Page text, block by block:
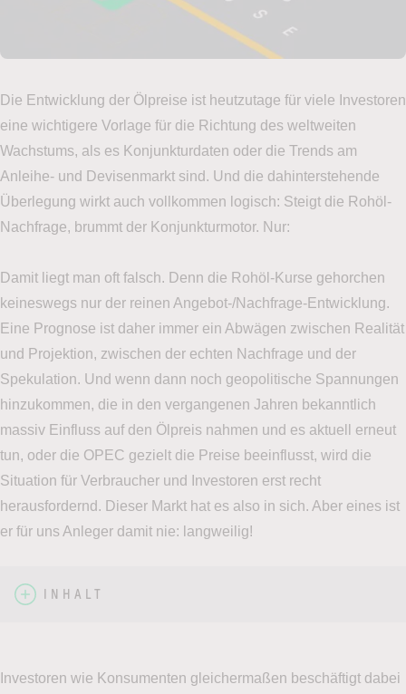
Die Entwicklung der Ölpreise ist heutzutage für viele Investoren
eine wichtigere Vorlage für die Richtung des weltweiten
Wachstums, als es Konjunkturdaten oder die Trends am
Anleihe- und Devisenmarkt sind. Und die dahinterstehende
Überlegung wirkt auch vollkommen logisch: Steigt die Rohöl-
Nachfrage, brummt der Konjunkturmotor. Nur:
Damit liegt man oft falsch. Denn die Rohöl-Kurse gehorchen
keineswegs nur der reinen Angebot-/Nachfrage-Entwicklung.
Eine Prognose ist daher immer ein Abwägen zwischen Realität
und Projektion, zwischen der echten Nachfrage und der
Spekulation. Und wenn dann noch geopolitische Spannungen
hinzukommen, die in den vergangenen Jahren bekanntlich
massiv Einfluss auf den Ölpreis nahmen und es aktuell erneut
tun, oder die OPEC gezielt die Preise beeinflusst, wird die
Situation für Verbraucher und Investoren erst recht
herausfordernd. Dieser Markt hat es also in sich. Aber eines ist
er für uns Anleger damit nie: langweilig!
INHALT
Investoren wie Konsumenten gleichermaßen beschäftigt dabei